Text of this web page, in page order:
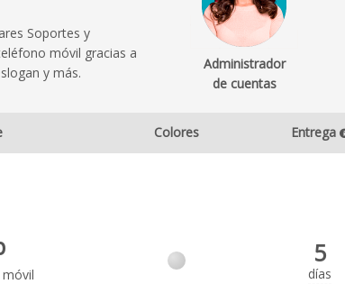
Soportes y
móvil gracias a
y más.
Administrador
de cuentas
Colores Entrega
5
días